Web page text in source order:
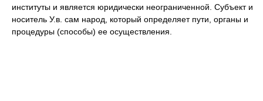
институты и является юридически неограниченной. Субъект и
носитель У.в. сам народ, который определяет пути, органы и
процедуры (способы) ее осуществления.